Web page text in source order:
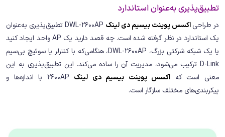
تطبیق‌پذیری به‌عنوان استاندارد
در طراحیاکسس پوینت بیسیم دی لینک
DWL-2600AP تطبیق‌پذیری به‌عنوان
یک استاندارد در نظر گرفته شده است. چه قصد دارید یک AP واحد ایجاد کنید
یا یک شبکه شرکتی بزرگ، DWL-2600AP، هنگامی‌که با کنترلر یا سوئیچ بی‌سیم
D-Link ترکیب می‌شود، مدیریت آن را ساده می‌کند. این تطبیق‌پذیری به این
معنی است که اکسس پوینت بیسیم دی لینک
2600AP با اندازه‌ها و
پیکربندی‌های مختلف سازگار است.